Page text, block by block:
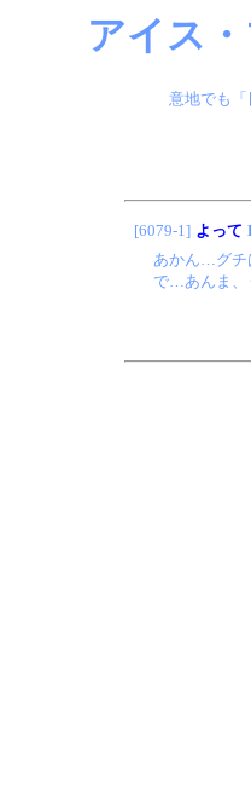
アイス
意地でも
[6079-1] よって
あかん…グチ
で…あんま、